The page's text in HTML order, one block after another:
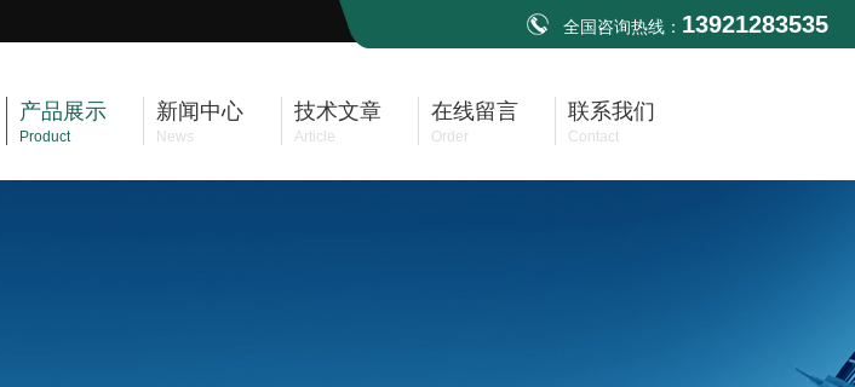
全国咨询热线： 13921283535
产品展示
Product
新闻中心
News
技术文章
Article
在线留言
Order
联系我们
Contact